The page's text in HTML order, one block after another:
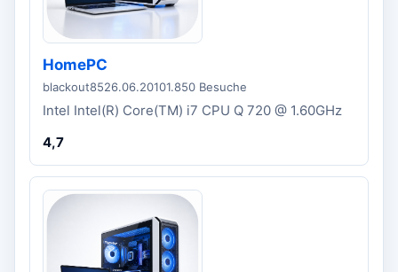
HomePC
blackout8526.06.20101.850 Besuche
Intel Intel(R) Core(TM) i7 CPU Q 720 @ 1.60GHz
4,7